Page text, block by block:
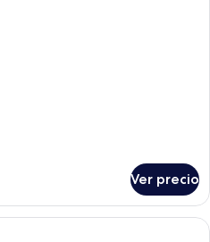
Ver precio